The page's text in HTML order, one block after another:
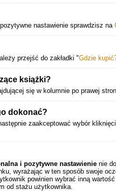
nastawienie sprawdzisz na
przejść do zakładki "Gdzie
książki?
się w kolumnie po prawej
dokonać?
zaakceptować wybór
i pozytywne nastawienie nie
wyrażając w ten sposób swoje
powinien wybrać inną
od stażu użytkownika.